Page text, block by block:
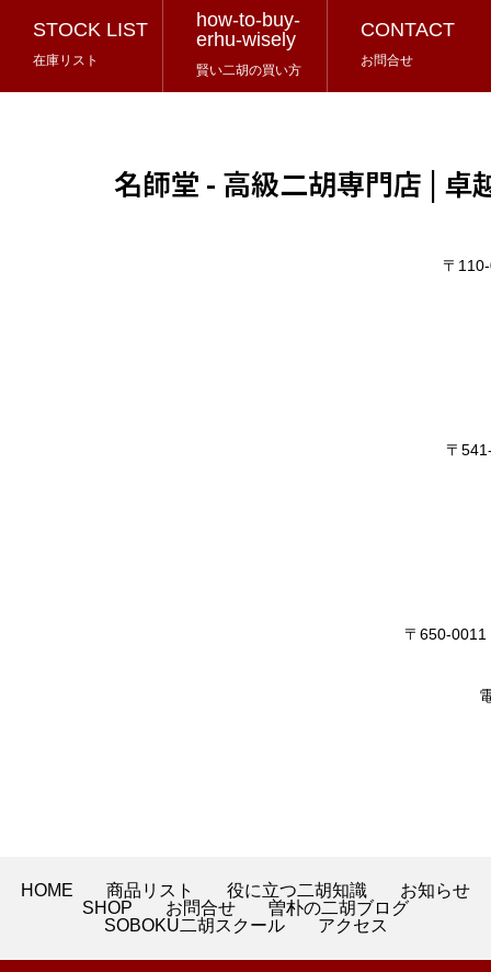
STOCK LIST
在庫リスト
how-to-buy-
erhu-wisely
賢い二胡の買い方
CONTACT
お問合せ
名師堂 - 高級二胡専門店 | 卓
〒
〒
〒650-
HOME 商品リスト 役に立つ二胡知識
お知らせ
SHOP
お問合せ
曽朴の二胡ブログ
SOBOKU二胡スクール
アクセス